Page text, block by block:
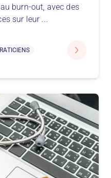
burn-out, avec des
sur leur ...